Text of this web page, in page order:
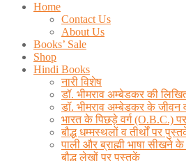
Home
Contact Us
About Us
Books’ Sale
Shop
Hindi Books
नारी विशेष
डॉ. भीमराव अम्बेडकर की
डॉ. भीमराव अम्बेडकर के जीवन
भारत के पिछड़े वर्ग (O.B.C.)
बौद्ध धम्मस्थलों व तीर्थों पर
पाली और ब्राह्मी भाषा
बौद्ध लेखों पर पुस्तकें